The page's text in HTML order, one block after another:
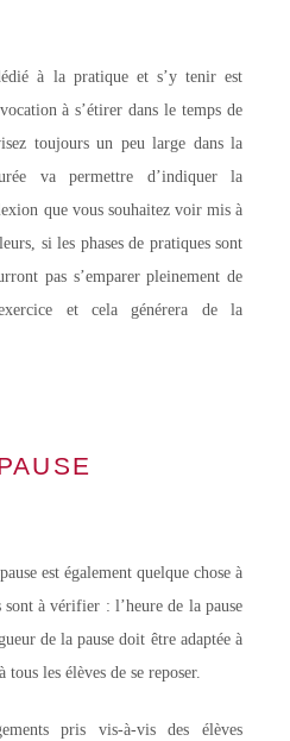
à la pratique et s’y tenir est
à s’étirer dans le temps de
toujours un peu large dans la
va permettre d’indiquer la
que vous souhaitez voir mis à
si les phases de pratiques sont
pas s’emparer pleinement de
et cela générera de la
est également quelque chose à
à vérifier : l’heure de la pause
de la pause doit être adaptée à
les élèves de se reposer.
pris vis-à-vis des élèves